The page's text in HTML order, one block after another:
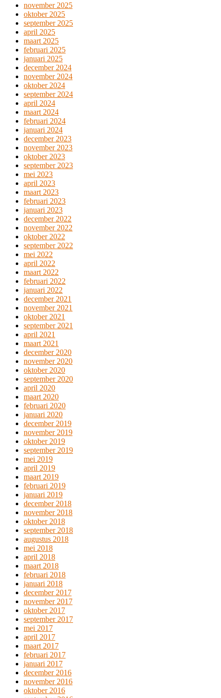
november 2025
oktober 2025
september 2025
april 2025
maart 2025
februari 2025
januari 2025
december 2024
november 2024
oktober 2024
september 2024
april 2024
maart 2024
februari 2024
januari 2024
december 2023
november 2023
oktober 2023
september 2023
mei 2023
april 2023
maart 2023
februari 2023
januari 2023
december 2022
november 2022
oktober 2022
september 2022
mei 2022
april 2022
maart 2022
februari 2022
januari 2022
december 2021
november 2021
oktober 2021
september 2021
april 2021
maart 2021
december 2020
november 2020
oktober 2020
september 2020
april 2020
maart 2020
februari 2020
januari 2020
december 2019
november 2019
oktober 2019
september 2019
mei 2019
april 2019
maart 2019
februari 2019
januari 2019
december 2018
november 2018
oktober 2018
september 2018
augustus 2018
mei 2018
april 2018
maart 2018
februari 2018
januari 2018
december 2017
november 2017
oktober 2017
september 2017
mei 2017
april 2017
maart 2017
februari 2017
januari 2017
december 2016
november 2016
oktober 2016